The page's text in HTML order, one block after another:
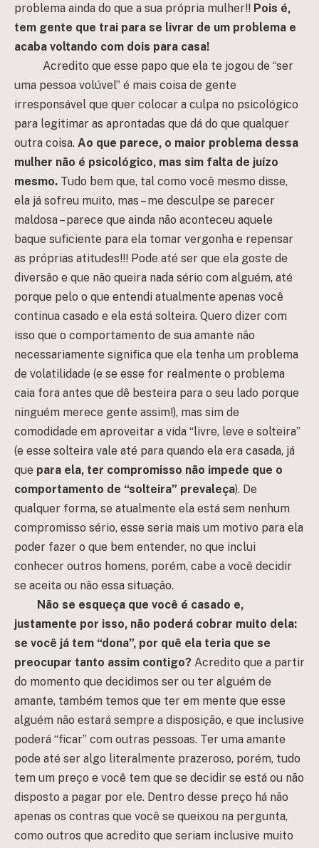
problema ainda do que a sua própria mulher!! Pois é,
tem gente que trai para se livrar de um problema e
acaba voltando com dois para casa!
Acredito que esse papo que ela te jogou de “ser
uma pessoa volúvel” é mais coisa de gente
irresponsável que quer colocar a culpa no psicológico
para legitimar as aprontadas que dá do que qualquer
outra coisa. Ao que parece, o maior problema dessa
mulher não é psicológico, mas sim falta de juízo
mesmo. Tudo bem que, tal como você mesmo disse,
ela já sofreu muito, mas – me desculpe se parecer
maldosa – parece que ainda não aconteceu aquele
baque suficiente para ela tomar vergonha e repensar
as próprias atitudes!!! Pode até ser que ela goste de
diversão e que não queira nada sério com alguém, até
porque pelo o que entendi atualmente apenas você
continua casado e ela está solteira. Quero dizer com
isso que o comportamento de sua amante não
necessariamente significa que ela tenha um problema
de volatilidade (e se esse for realmente o problema
caia fora antes que dê besteira para o seu lado porque
ninguém merece gente assim!), mas sim de
comodidade em aproveitar a vida “livre, leve e solteira”
(e esse solteira vale até para quando ela era casada, já
que para ela, ter compromisso não impede que o
comportamento de “solteira” prevaleça). De
qualquer forma, se atualmente ela está sem nenhum
compromisso sério, esse seria mais um motivo para ela
poder fazer o que bem entender, no que inclui
conhecer outros homens, porém, cabe a você decidir
se aceita ou não essa situação.
Não se esqueça que você é casado e,
justamente por isso, não poderá cobrar muito dela:
se você já tem “dona”, por quê ela teria que se
preocupar tanto assim contigo? Acredito que a partir
do momento que decidimos ser ou ter alguém de
amante, também temos que ter em mente que esse
alguém não estará sempre a disposição, e que inclusive
poderá “ficar” com outras pessoas. Ter uma amante
pode até ser algo literalmente prazeroso, porém, tudo
tem um preço e você tem que se decidir se está ou não
disposto a pagar por ele. Dentro desse preço há não
apenas os contras que você se queixou na pergunta,
como outros que acredito que seriam inclusive muito